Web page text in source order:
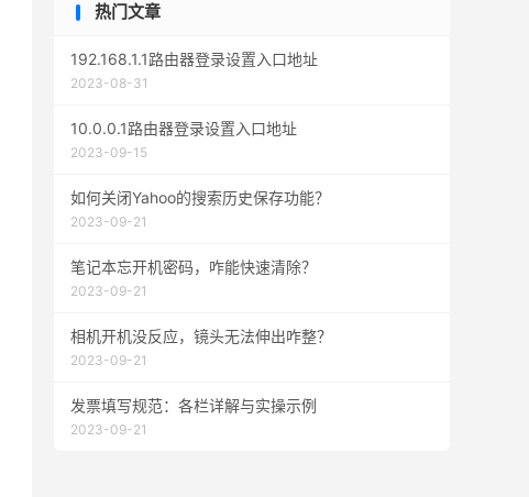
热门文章
192.168.1.1路由器登录设置入口地址
2023-08-31
10.0.0.1路由器登录设置入口地址
2023-09-15
如何关闭Yahoo的搜索历史保存功能？
2023-09-21
笔记本忘开机密码，咋能快速清除？
2023-09-21
相机开机没反应，镜头无法伸出咋整？
2023-09-21
发票填写规范：各栏详解与实操示例
2023-09-21